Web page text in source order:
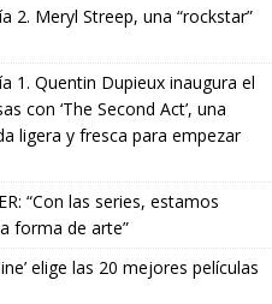
2. Meryl Streep, una “rockstar”
1. Quentin Dupieux inaugura el
con ‘The Second Act’, una
ligera y fresca para empezar
“Con las series, estamos
forma de arte”
elige las 20 mejores películas